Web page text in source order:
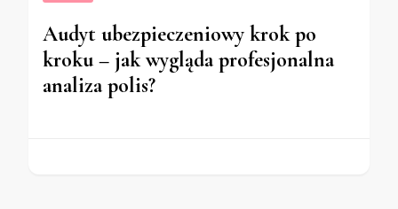
Audyt ubezpieczeniowy krok po
kroku – jak wygląda profesjonalna
analiza polis?